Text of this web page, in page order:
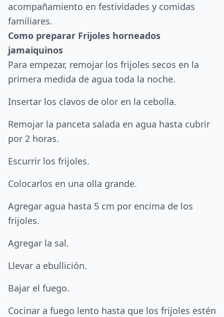
acompañamiento en festividades y comidas
familiares.
Como preparar Frijoles horneados
jamaiquinos
Para empezar, remojar los frijoles secos en la
primera medida de agua toda la noche.
Insertar los clavos de olor en la cebolla.
Remojar la panceta salada en agua hasta cubrir
por 2 horas.
Escurrir los frijoles.
Colocarlos en una olla grande.
Agregar agua hasta 5 cm por encima de los
frijoles.
Agregar la sal.
Llevar a ebullición.
Bajar el fuego.
Cocinar a fuego lento hasta que los frijoles estén